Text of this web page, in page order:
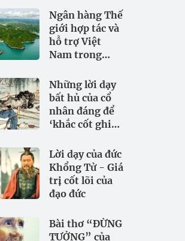
Ngân hàng Thế
giới hợp tác và
hỗ trợ Việt
Nam trong
ninh nguồn
nước
Những lời dạy
bất hủ của cổ
nhân đáng để
‘khắc cốt ghi
Lời dạy của đức
Khổng Tử - Giá
trị cốt lõi của
đạo đức
Bài thơ “ĐỪNG
TƯỞNG” của